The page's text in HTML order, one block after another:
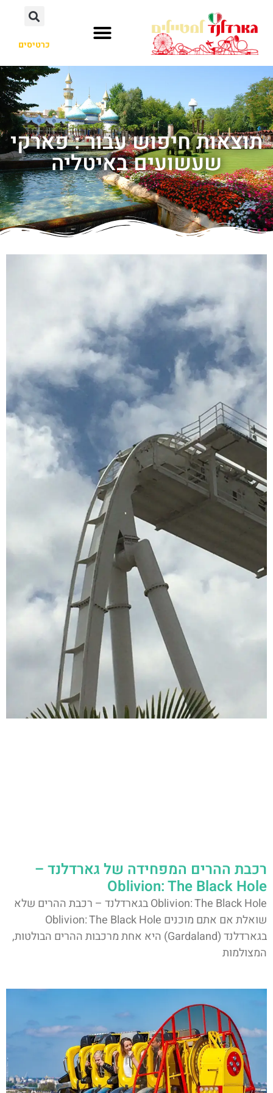
כרטיסים
תוצאות חיפוש עבור : פארקי
שעשועים באיטליה
רכבת ההרים המפחידה של גארדלנד –
Oblivion: The Black Hole
Oblivion: The Black Hole בגארדלנד – רכבת ההרים שלא
שואלת אם אתם מוכנים Oblivion: The Black Hole
בגארדלנד (Gardaland) היא אחת מרכבות ההרים הבולטות,
המצולמות